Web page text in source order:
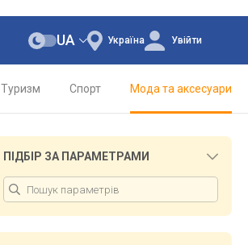
Україна
UA Увійти
Туризм Спорт Мода та аксесуари
ПІДБІР ЗА ПАРАМЕТРАМИ